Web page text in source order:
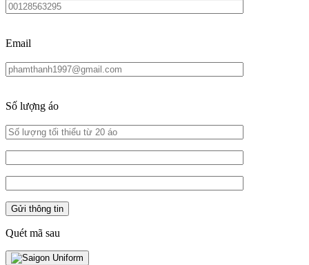
Email
Số lượng áo
Quét mã sau